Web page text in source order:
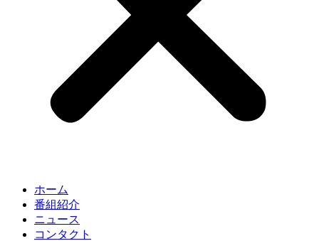
ホーム
番組紹介
ニュース
コンタクト